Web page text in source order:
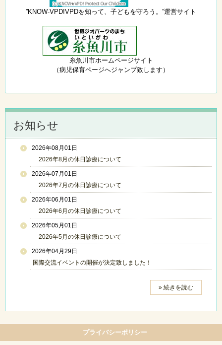
”KNOW-VPD!VPDを知って、子どもを守ろう。”運営サイト
糸魚川市ホームページサイト
（病児保育ページへジャンプ致します）
お知らせ
2026年08月01日
2026年8月の休日診療について
2026年07月01日
2026年7月の休日診療について
2026年06月01日
2026年6月の休日診療について
2026年05月01日
2026年5月の休日診療について
2026年04月29日
国際交流イベントの開催が決定致しました！
» 続きを読む
プライバシーポリシー